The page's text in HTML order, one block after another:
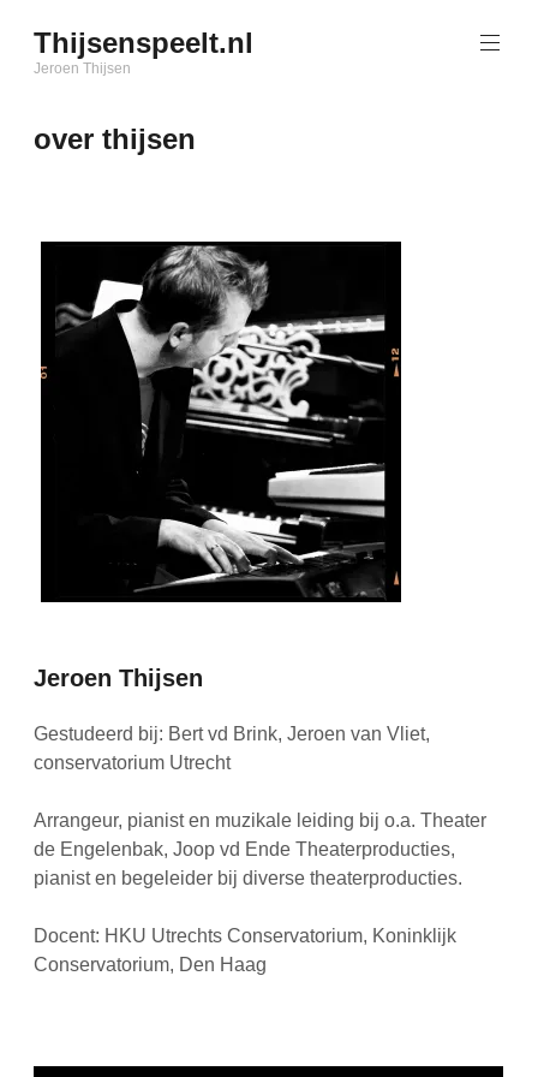
de
inhoud
Thijsenspeelt.nl
Jeroen Thijsen
over thijsen
Jeroen Thijsen
Gestudeerd bij: Bert vd Brink, Jeroen van Vliet,
conservatorium Utrecht
Arrangeur, pianist en muzikale leiding bij o.a. Theater
de Engelenbak, Joop vd Ende Theaterproducties,
pianist en begeleider bij diverse theaterproducties.
Docent: HKU Utrechts Conservatorium, Koninklijk
Conservatorium, Den Haag